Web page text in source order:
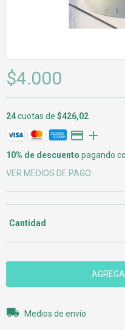
$4.000
24cuotas de $426,02
10% de descuento pagando
VER MEDIOS DE PAGO
Cantidad
Entregas para el CP:
Medios de envío